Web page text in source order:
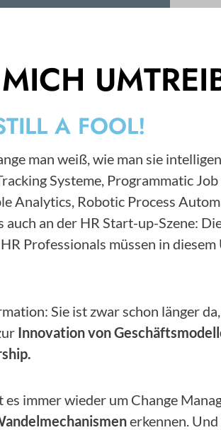
A FOOL!
man weiß, wie man sie
Systeme, Programmatic
Analytics, Robotic Process
auch an der HR Start-up-Szene:
Professionals müssen in
Sie ist zwar schon länger
Innovation von
immer wieder um Change
erkennen.